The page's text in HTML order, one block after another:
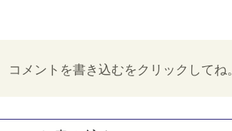
コメントを書き込むをクリックしてね。